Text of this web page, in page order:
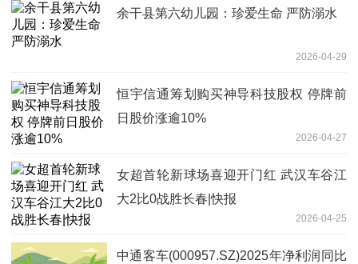
余干县第六幼儿园：珍爱生命 严防溺水
2026-04-29
恒宇信通筹划购买神导科技股权 停牌前
日股价涨逾10%
2026-04-27
女超首轮新球场喜迎开门红 武汉车谷江
大2比0战胜长春|快报
2026-04-25
中通客车(000957.SZ)2025年净利润同比